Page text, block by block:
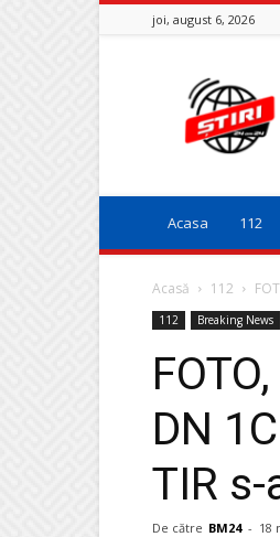
joi, august 6, 2026
Baia
Mare
24
Acasa 112
Acasă 112
112 Breaking News
DN
TIR
De către BM24 - 18